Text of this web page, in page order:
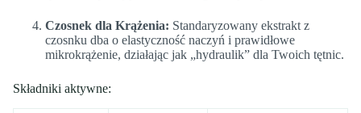
Czosnek dla Krążenia: Standaryzowany ekstrakt z
czosnku dba o elastyczność naczyń i prawidłowe
mikrokrążenie, działając jak „hydraulik” dla Twoich tętnic.
Składniki aktywne: